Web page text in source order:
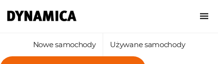
Nowe samochody Używane samochody